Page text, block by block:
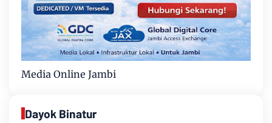
Media Online Jambi
Dayok Binatur